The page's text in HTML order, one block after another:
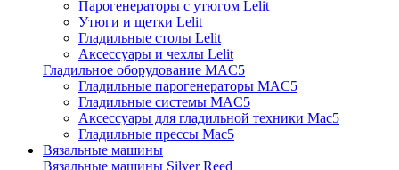
Парогенераторы с утюгом Lelit
Утюги и щетки Lelit
Гладильные столы Lelit
Аксессуары и чехлы Lelit
Гладильное оборудование MAC5
Гладильные парогенераторы MAC5
Гладильные системы MAC5
Аксессуары для гладильной техники Mac5
Гладильные прессы Mac5
Вязальные машины
Вязальные машины Silver Reed